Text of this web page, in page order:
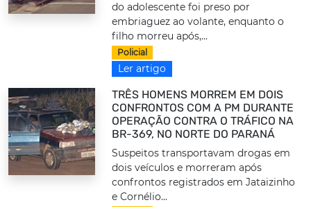
do adolescente foi preso por
embriaguez ao volante, enquanto o
filho morreu após,...
Policial
Ler artigo
TRÊS HOMENS MORREM EM DOIS
CONFRONTOS COM A PM DURANTE
OPERAÇÃO CONTRA O TRÁFICO NA
BR-369, NO NORTE DO PARANÁ
Suspeitos transportavam drogas em
dois veículos e morreram após
confrontos registrados em Jataizinho
e Cornélio...